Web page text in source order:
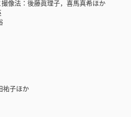
像法：後藤眞理子，喜馬真希ほか
祐子ほか